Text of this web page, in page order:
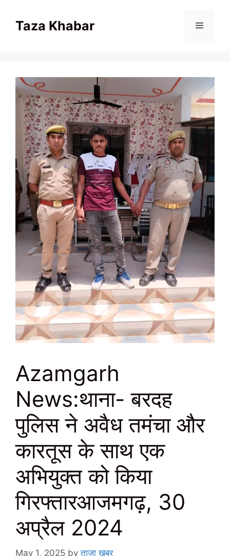
contentTaza Khabar
Azamgarh
News:थाना- बरदह
पुलिस ने अवैध तमंचा और
कारतूस के साथ एक
अभियुक्त को किया
गिरफ्तारआजमगढ़, 30
अप्रैल 2024
May 1, 2025 byताज़ा ख़बर